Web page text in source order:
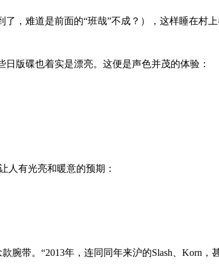
了，难道是前面的“班哉”不成？），这样睡在村
版碟也着实是漂亮。这便是声色并茂的体验：
人有光亮和暖意的预期：
腕带。“2013年，连同同年来沪的Slash、Korn